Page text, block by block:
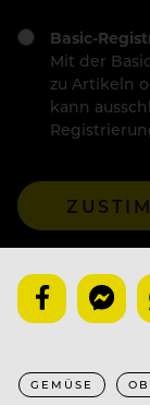
Basic-
Mit der
zu Artikeln
kann
GEMÜSE